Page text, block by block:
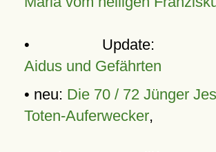
•
Aidus und Gefährten
• neu: Die 70 / 72 Jünger
Toten-Auferwecker,